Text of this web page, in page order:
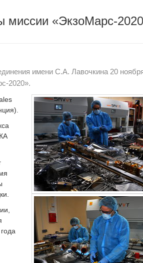
миссии «ЭкзоМарс-
имени С.А. Лавочкина 20
2020».